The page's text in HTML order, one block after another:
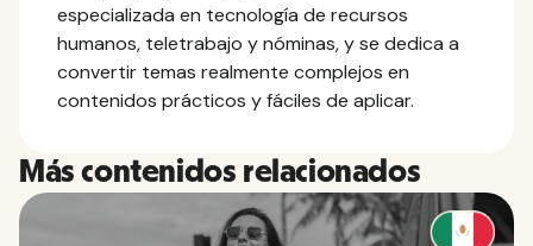
especializada en tecnología de recursos
humanos, teletrabajo y nóminas, y se dedica a
convertir temas realmente complejos en
contenidos prácticos y fáciles de aplicar.
Más contenidos relacionados